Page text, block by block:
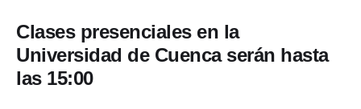
Clases presenciales en la
Universidad de Cuenca serán hasta
las 15:00